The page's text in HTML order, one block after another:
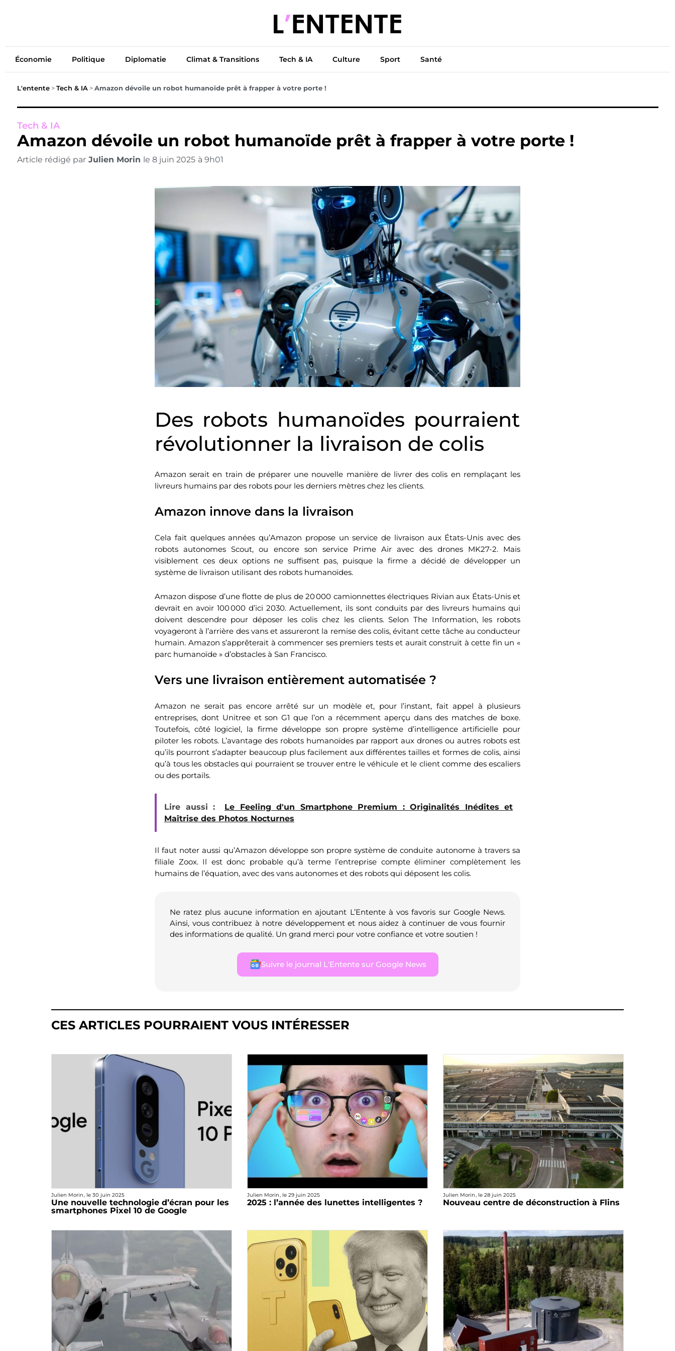
Diplomatie Climat & Transitions Tech & IA
Économie Politique Diplomatie Climat & Transitions Tech & IA Culture Sport Santé
L'entente> Tech & IA> Amazon dévoile un robot humanoïde prêt à frapper à votre porte !
Tech & IA
Amazon dévoile un robot humanoïde prêt à frapper à votre porte !
Article rédigé par Julien Morin le 8 juin 2025 à 9h01
Des robots humanoïdes pourraient
révolutionner la livraison de colis
Amazon serait en train de préparer une nouvelle manière de livrer des colis en remplaçant les
livreurs humains par des robots pour les derniers mètres chez les clients.
Amazon innove dans la livraison
Cela fait quelques années qu’Amazon propose un service de livraison aux États-Unis avec des
robots autonomes Scout, ou encore son service Prime Air avec des drones MK27-2. Mais
visiblement ces deux options ne suffisent pas, puisque la firme a décidé de développer un
système de livraison utilisant des robots humanoïdes.
Amazon dispose d’une flotte de plus de 20 000 camionnettes électriques Rivian aux États-Unis et
devrait en avoir 100 000 d’ici 2030. Actuellement, ils sont conduits par des livreurs humains qui
doivent descendre pour déposer les colis chez les clients. Selon The Information, les robots
voyageront à l’arrière des vans et assureront la remise des colis, évitant cette tâche au conducteur
humain. Amazon s’apprêterait à commencer ses premiers tests et aurait construit à cette fin un «
parc humanoïde » d’obstacles à San Francisco.
Vers une livraison entièrement automatisée ?
Amazon ne serait pas encore arrêté sur un modèle et, pour l’instant, fait appel à plusieurs
entreprises, dont Unitree et son G1 que l’on a récemment aperçu dans des matches de boxe.
Toutefois, côté logiciel, la firme développe son propre système d’intelligence artificielle pour
piloter les robots. L’avantage des robots humanoïdes par rapport aux drones ou autres robots est
qu’ils pourront s’adapter beaucoup plus facilement aux différentes tailles et formes de colis, ainsi
qu’à tous les obstacles qui pourraient se trouver entre le véhicule et le client comme des escaliers
ou des portails.
Lire aussi :
Le Feeling d'un Smartphone Premium : Originalités Inédites et
Maîtrise des Photos Nocturnes
Il faut noter aussi qu’Amazon développe son propre système de conduite autonome à travers sa
filiale Zoox. Il est donc probable qu’à terme l’entreprise compte éliminer complètement les
humains de l’équation, avec des vans autonomes et des robots qui déposent les colis.
Ne ratez plus aucune information en ajoutant L’Entente à vos favoris sur Google News.
Ainsi, vous contribuez à notre développement et nous aidez à continuer de vous fournir
des informations de qualité. Un grand merci pour votre confiance et votre soutien !
Suivre le journal L'Entente sur Google News
CES ARTICLES POURRAIENT VOUS INTÉRESSER
Julien Morin, le 30 juin 2025
Une nouvelle technologie d’écran pour les
smartphones Pixel 10 de Google
Julien Morin, le 29 juin 2025
2025 : l’année des lunettes intelligentes ?
Julien Morin, le 28 juin 2025
Nouveau centre de déconstruction à Flins